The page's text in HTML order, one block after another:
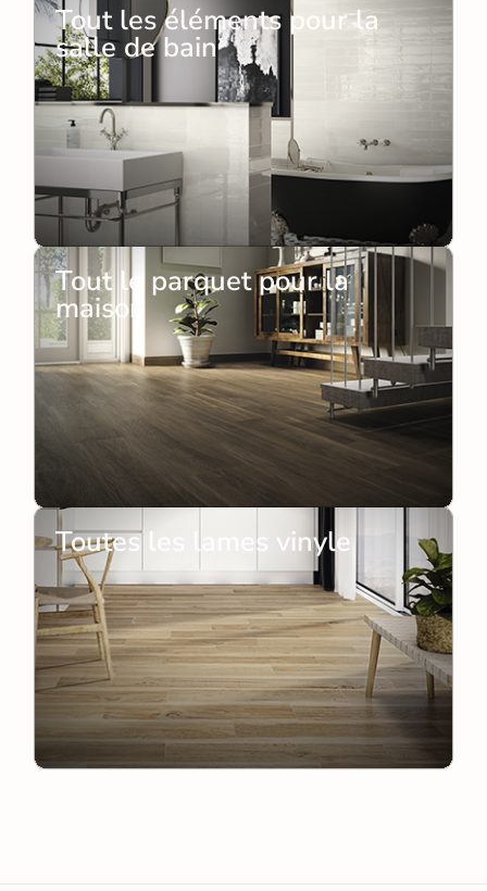
Tout les éléments pour la
salle de bain
Tout le parquet pour la
maison
Toutes les lames vinyle